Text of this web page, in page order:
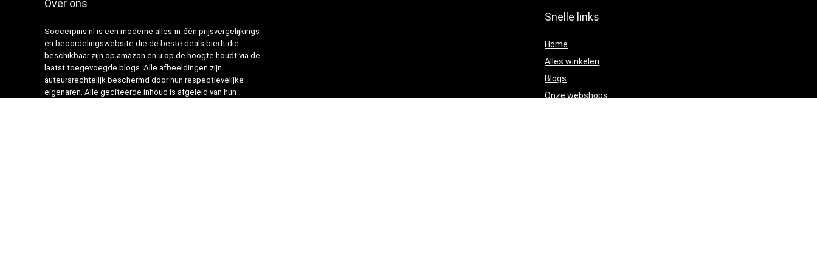
Over ons
Soccerpins.nl is een moderne alles-in-één prijsvergelijkings-
en beoordelingswebsite die de beste deals biedt die
beschikbaar zijn op amazon en u op de hoogte houdt via de
laatst toegevoegde blogs. Alle afbeeldingen zijn
auteursrechtelijk beschermd door hun respectievelijke
eigenaren. Alle geciteerde inhoud is afgeleid van hun
Snelle links
Home
Alles winkelen
Blogs
Onze webshops